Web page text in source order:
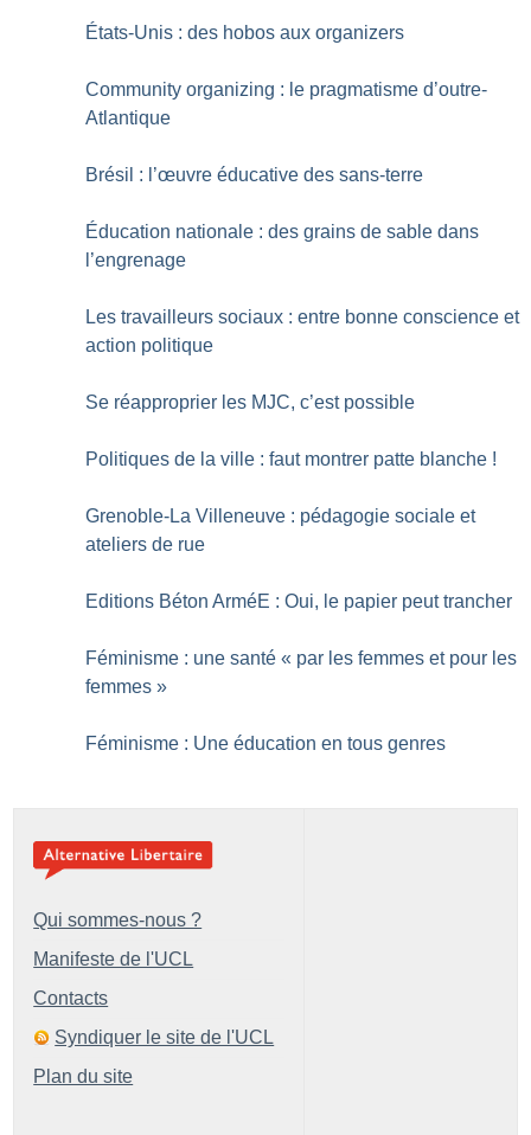
États-Unis : des hobos aux organizers
Community organizing : le pragmatisme d’outre-
Atlantique
Brésil : l’œuvre éducative des sans-terre
Éducation nationale : des grains de sable dans
l’engrenage
Les travailleurs sociaux : entre bonne conscience et
action politique
Se réapproprier les MJC, c’est possible
Politiques de la ville : faut montrer patte blanche !
Grenoble-La Villeneuve : pédagogie sociale et
ateliers de rue
Editions Béton ArméE : Oui, le papier peut trancher
Féminisme : une santé « par les femmes et pour les
femmes »
Féminisme : Une éducation en tous genres
Qui sommes-nous ?
Manifeste de l'UCL
Contacts
Syndiquer le site de l'UCL
Plan du site